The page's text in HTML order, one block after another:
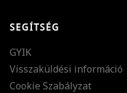
SEGÍTSÉG
GYIK
Visszaküldési információ
Cookie Szabályzat